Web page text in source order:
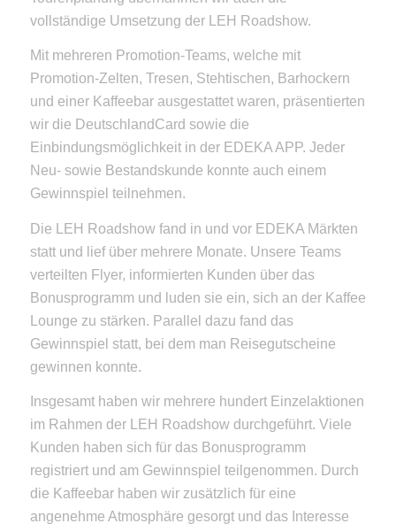
vollständige Umsetzung der LEH Roadshow.
Mit mehreren Promotion-Teams, welche mit
Promotion-Zelten, Tresen, Stehtischen, Barhockern
und einer Kaffeebar ausgestattet waren, präsentierten
wir die DeutschlandCard sowie die
Einbindungsmöglichkeit in der EDEKA APP. Jeder
Neu- sowie Bestandskunde konnte auch einem
Gewinnspiel teilnehmen.
Die LEH Roadshow fand in und vor EDEKA Märkten
statt und lief über mehrere Monate. Unsere Teams
verteilten Flyer, informierten Kunden über das
Bonusprogramm und luden sie ein, sich an der Kaffee
Lounge zu stärken. Parallel dazu fand das
Gewinnspiel statt, bei dem man Reisegutscheine
gewinnen konnte.
Insgesamt haben wir mehrere hundert Einzelaktionen
im Rahmen der LEH Roadshow durchgeführt. Viele
Kunden haben sich für das Bonusprogramm
registriert und am Gewinnspiel teilgenommen. Durch
die Kaffeebar haben wir zusätzlich für eine
angenehme Atmosphäre gesorgt und das Interesse